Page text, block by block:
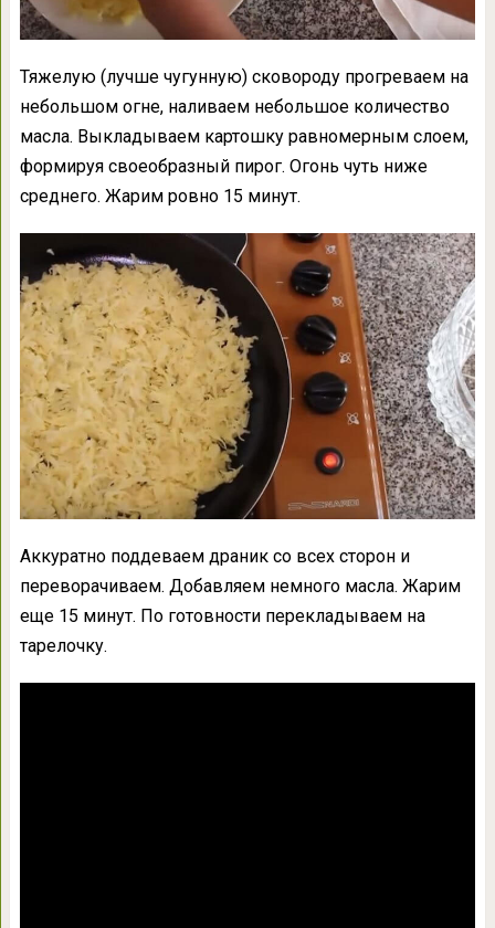
Тяжелую (лучше чугунную) сковороду прогреваем на
небольшом огне, наливаем небольшое количество
масла. Выкладываем картошку равномерным слоем,
формируя своеобразный пирог. Огонь чуть ниже
среднего. Жарим ровно 15 минут.
Аккуратно поддеваем драник со всех сторон и
переворачиваем. Добавляем немного масла. Жарим
еще 15 минут. По готовности перекладываем на
тарелочку.